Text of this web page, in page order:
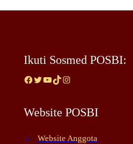
Ikuti Sosmed POSBI:
Facebook Twitter YouTube TikTok Instagram
Website POSBI
Website Anggota